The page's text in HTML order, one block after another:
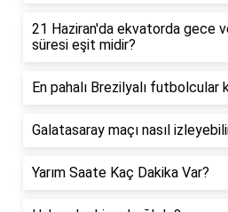
21 Haziran'da ekvatorda gece
süresi eşit midir?
En pahalı Brezilyalı futbolcular
Galatasaray maçı nasıl
Yarım Saate Kaç Dakika Var?